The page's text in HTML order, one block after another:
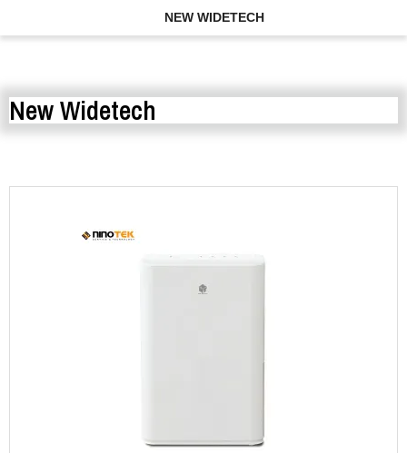
NEW WIDETECH
New Widetech